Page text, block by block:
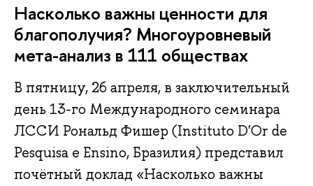
Насколько важны ценности для
благополучия? Многоуровневый
мета-анализ в 111 обществах
В пятницу, 26 апреля, в заключительный
день 13-го Международного семинара
ЛССИ Рональд Фишер (Instituto D'Or de
Pesquisa e Ensino, Бразилия) представил
почётный доклад «Насколько важны